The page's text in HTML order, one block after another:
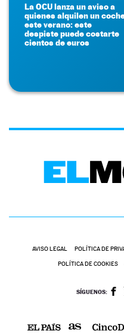
La OCU lanza un aviso a
quienes alquilen un
este verano: este
despiste puede costarte
cientos de euros
AVISO LEGAL POLÍTICA DE
POLÍTICA DE COOKIES
SÍGUENOS: